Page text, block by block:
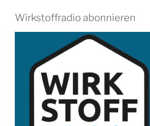
Wirkstoffradio abonnieren